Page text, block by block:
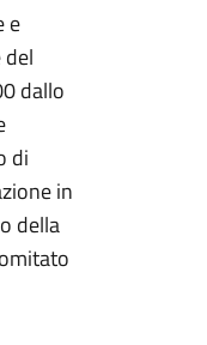
e
dallo
di
in
della